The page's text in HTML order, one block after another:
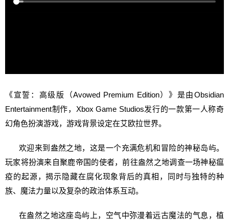
《宣誓：高级版（Avowed Premium Edition）》是由Obsidian
Entertainment制作，Xbox Game Studios发行的一款第一人称奇
幻角色扮演游戏，游戏背景设定在艾欧拉世界。
欢迎来到盎然之地，这是一个充满危机和冒险的神秘岛屿。
玩家将扮演来自聚鹿帝国的使者，前往盎然之地调查一场神秘瘟
疫的起源，揭示隐藏在腐化现象背后的真相，同时与独特的种
族、魔法力量以及复杂的政治体系互动‌。
在盎然之地这座岛屿上，空气中弥漫着远古魔法的气息，植